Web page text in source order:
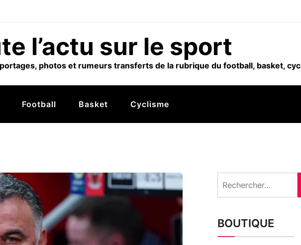
l’actu sur le sport
photos et rumeurs transferts de la rubrique du football, basket,
Football Basket Cyclisme
BOUTIQUE